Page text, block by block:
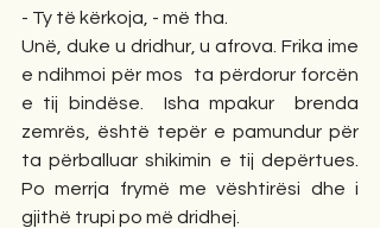
- Ty të kërkoja, - më tha.
Unë, duke u dridhur, u afrova. Frika ime
e ndihmoi për mos  ta përdorur forcën
e tij bindëse.  Isha mpakur  brenda
zemrës, është tepër e pamundur për
ta përballuar shikimin e tij depërtues.
Po merrja frymë me vështirësi dhe i
gjithë trupi po më dridhej.